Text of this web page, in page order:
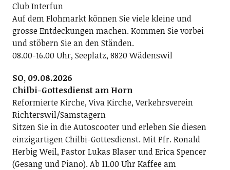
Club Interfun
Auf dem Flohmarkt können Sie viele kleine und
grosse Entdeckungen machen. Kommen Sie vorbei
und stöbern Sie an den Ständen.
08.00-16.00 Uhr, Seeplatz, 8820 Wädenswil
SO, 09.08.2026
Chilbi-Gottesdienst am Horn
Reformierte Kirche, Viva Kirche, Verkehrsverein
Richterswil/Samstagern
Sitzen Sie in die Autoscooter und erleben Sie diesen
einzigartigen Chilbi-Gottesdienst. Mit Pfr. Ronald
Herbig Weil, Pastor Lukas Blaser und Erica Spencer
(Gesang und Piano). Ab 11.00 Uhr Kaffee am